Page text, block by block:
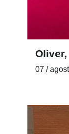
07 /